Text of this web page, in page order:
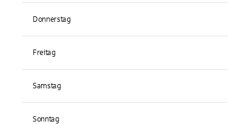
Donnerstag
Freitag
Samstag
Sonntag